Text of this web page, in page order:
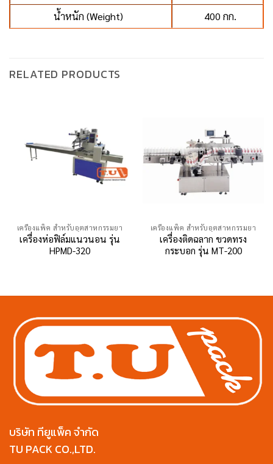
น้ำหนัก (Weight)
400 กก.
RELATED PRODUCTS
เครื่องแพ็ค สำหรับอุตสาหกรรมยา
เครื่องห่อฟิล์มแนวนอน รุ่น
HPMD-320
เครื่องแพ็ค สำหรับอุตสาหกรรมยา
เครื่องติดฉลาก ขวดทรง
กระบอก รุ่น MT-200
บริษัท ทียูแพ็ค จำกัด
TU PACK CO.,LTD.